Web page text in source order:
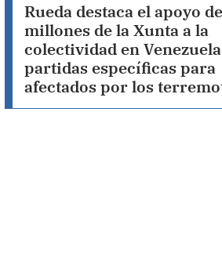
Rueda destaca el apoyo
millones de la Xunta a la
colectividad en
partidas específicas para
afectados por los